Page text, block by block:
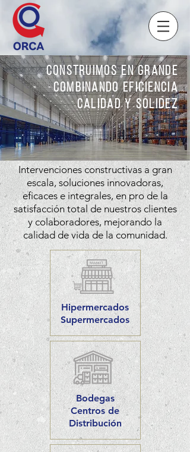
Construimos en grande
Combinando eficiencia
calidad y solidez
Intervenciones constructivas a gran
escala, soluciones innovadoras,
eficaces e integrales, en pro de la
satisfacción total de nuestros clientes
y colaboradores, mejorando la
calidad de vida de la comunidad.
Hipermercados
Supermercados
Bodegas
Centros de
Distribución